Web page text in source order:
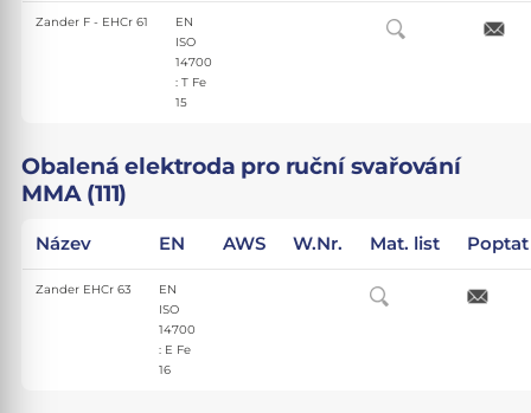
Zander F - EHCr 61
EN
ISO
14700
: T Fe
15
Obalená elektroda pro ruční svařování
MMA (111)
Název EN AWS W.Nr. Mat. list Poptat
Zander EHCr 63
EN
ISO
14700
: E Fe
16